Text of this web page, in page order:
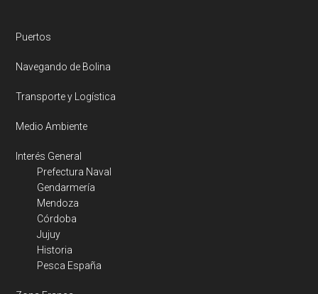
Puertos
Navegando de Bolina
Transporte y Logística
Medio Ambiente
Interés General
Prefectura Naval
Gendarmería
Mendoza
Córdoba
Jujuy
Historia
Pesca España